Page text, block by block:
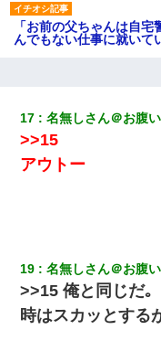
「お前の父ちゃんは自
んでもない仕事に就いて
（あまりにも希望通り）
全く親しくないママ友A
断りした。後日Aの企み
生保レディと行為する為
ｗｗｗｗｗ
17 名無しさん＠お腹い
>>15
アウトー
19 名無しさん＠お腹い
>>15 俺と同じだ
時はスカッとす